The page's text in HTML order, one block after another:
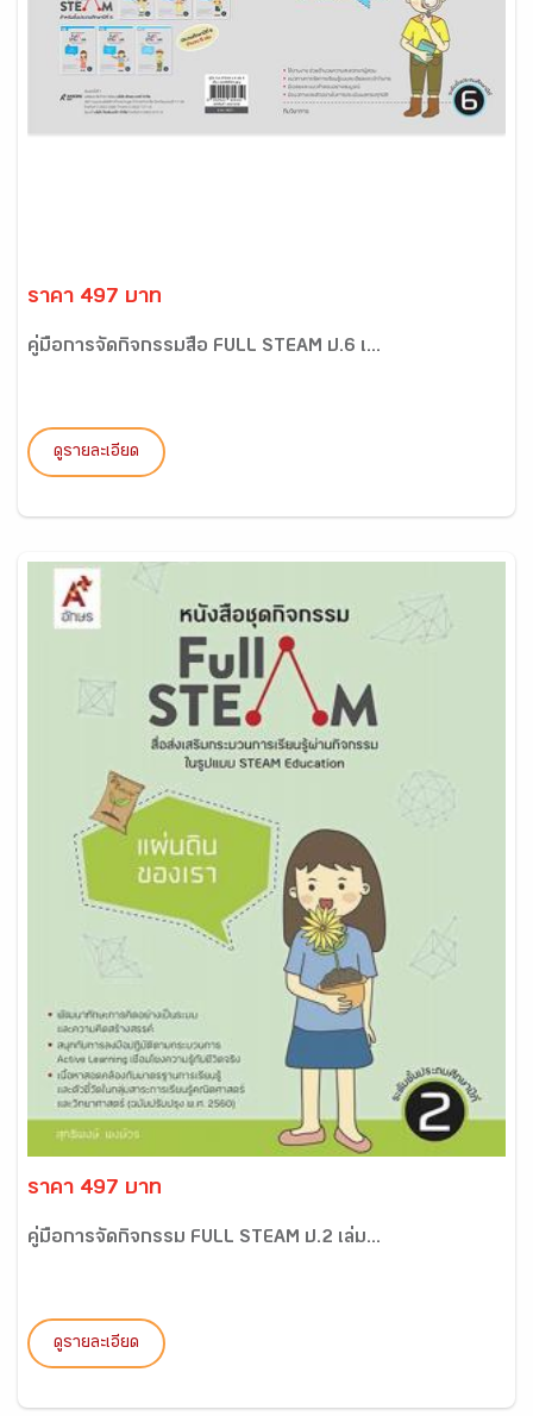
ราคา 497 บาท
คู่มือการจัดกิจกรรมสื่อ FULL STEAM ป.6 เ...
ดูรายละเอียด
ราคา 497 บาท
คู่มือการจัดกิจกรรม FULL STEAM ป.2 เล่ม...
ดูรายละเอียด